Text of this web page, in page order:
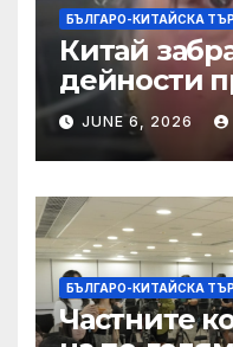
БЪЛГАРО-КИТАЙСКА
Китай
дейности
правила за
слуховете и
JUNE 6, 2026
БЪЛГАРО-КИТАЙСКА
Частните